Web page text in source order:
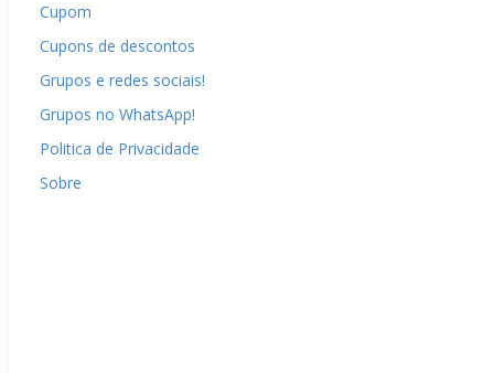
Cupom
Cupons de descontos
Grupos e redes sociais!
Grupos no WhatsApp!
Politica de Privacidade
Sobre